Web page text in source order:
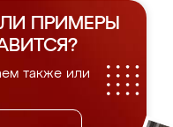
ПРИМЕРЫ
также или